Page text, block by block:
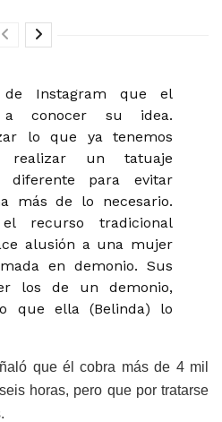
Instagram que el
conocer su idea.
lo que ya tenemos
realizar un tatuaje
diferente para evitar
más de lo necesario.
recurso tradicional
alusión a una mujer
en demonio. Sus
los de un demonio,
que ella (Belinda) lo
que él cobra más de 4 mil
horas, pero que por tratarse